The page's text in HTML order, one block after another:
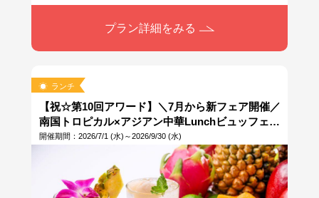
プラン詳細をみる
ランチ
【祝☆第10回アワード】＼7月から新フェア開催／
南国トロピカル×アジアン中華Lunchビュッフェ♪
オリジナルドリンク付き※当日14時までOK
開催期間：2026/7/1 (水)～2026/9/30 (水)